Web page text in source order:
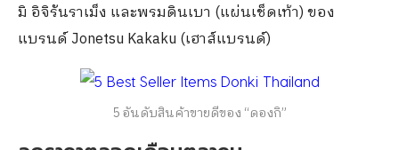
มิ อิจิรันราเม็ง และพรมดินเบา (แผ่นเช็ดเท้า) ของ
แบรนด์ Jonetsu Kakaku (เฮาส์แบรนด์)
5 อันดับสินค้าขายดีของ “ดองกิ”